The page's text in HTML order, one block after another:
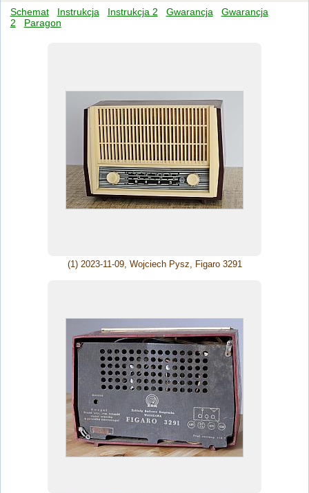
Schemat Instrukcja Instrukcja 2 Gwarancja
Gwarancja
2
Paragon
(1) 2023-11-09, Wojciech Pysz, Figaro 3291